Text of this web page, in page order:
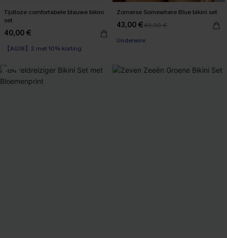
Tijdloze comfortabele blauwe bikini
set
40,00 €
【AG18】2 met 10% korting
Zomerse Somewhere Blue bikini set
43,00 €49,00 €
Underwire
-12%